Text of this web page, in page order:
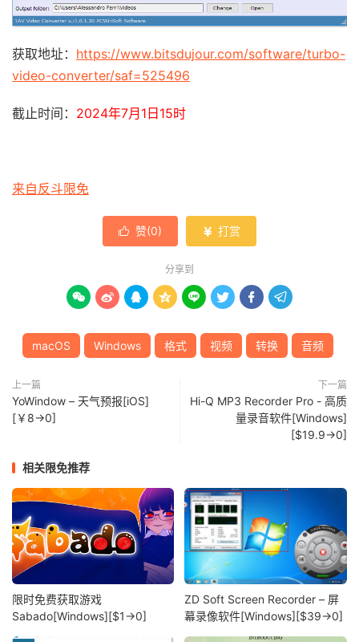
获取地址： https://www.bitsdujour.com/software/turbo-
video-converter/saf=525496
截止时间： 2024年7月1日15时
来自反斗限免
 赞(0)  打赏
分享到
       
macOS Windows 格式 视频 转换 音频
上一篇
YoWindow – 天气预报[iOS]
[￥8→0]
下一篇
Hi-Q MP3 Recorder Pro - 高质
量录音软件[Windows]
[$19.9→0]
相关限免推荐
限时免费获取游戏
Sabado[Windows][$1→0]
ZD Soft Screen Recorder – 屏
幕录像软件[Windows][$39→0]